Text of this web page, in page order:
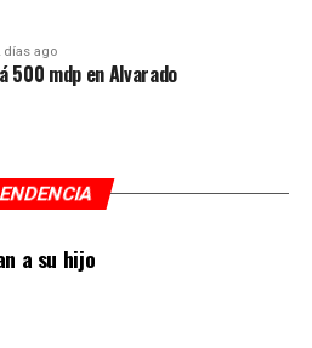
días ago
500 mdp en Alvarado
a su hijo